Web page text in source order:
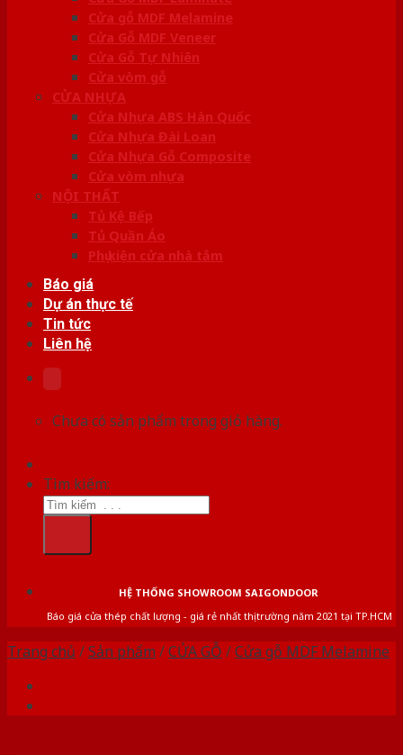
Cửa gỗ MDF Melamine
Cửa Gỗ MDF Veneer
Cửa Gỗ Tự Nhiên
Cửa vòm gỗ
CỬA NHỰA
Cửa Nhựa ABS Hàn Quốc
Cửa Nhựa Đài Loan
Cửa Nhựa Gỗ Composite
Cửa vòm nhựa
NỘI THẤT
Tủ Kệ Bếp
Tủ Quần Áo
Phụ kiện cửa nhà tắm
Báo giá
Dự án thực tế
Tin tức
Liên hệ
Chưa có sản phẩm trong giỏ hàng.
Tìm kiếm:
HỆ THỐNG SHOWROOM SAIGONDOOR
Báo giá cửa thép chất lượng - giá rẻ nhất thị trường năm 2021 tại TP.HCM
Trang chủ /Sản phẩm /CỬA GỖ /Cửa gỗ MDF Melamine